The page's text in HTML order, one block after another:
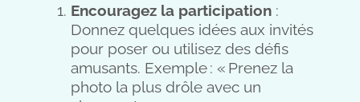
Encouragez la participation :
Donnez quelques idées aux invités
pour poser ou utilisez des défis
amusants. Exemple : « Prenez la
photo la plus drôle avec un